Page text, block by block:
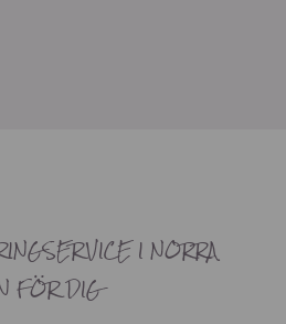
I NORRA
FÖR DIG